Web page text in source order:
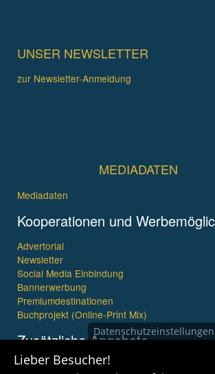
UNSER NEWSLETTER
zur Newsletter-Anmeldung
MEDIADATEN
Mediadaten
Kooperationen und
Advertorial
Newsletter
Social Media Einbindung
Bannerwerbung
Premiumdestinationen
Buchprojekt (Online-Print Mix)
Zusätzliche Angebote
Imagefilme und mehr
Datenschutzeinstellungen
Lieber Besucher!